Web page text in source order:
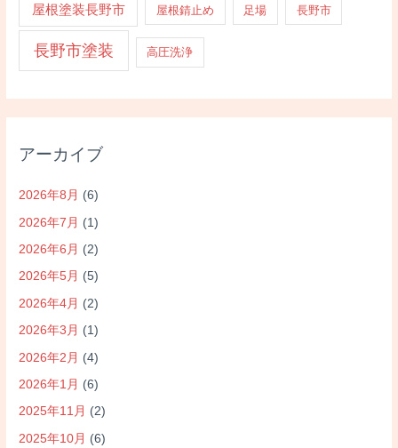
屋根塗装長野市 屋根錆止め 足場 長野市
長野市塗装 高圧洗浄
アーカイブ
2026年8月 (6)
2026年7月 (1)
2026年6月 (2)
2026年5月 (5)
2026年4月 (2)
2026年3月 (1)
2026年2月 (4)
2026年1月 (6)
2025年11月 (2)
2025年10月 (6)